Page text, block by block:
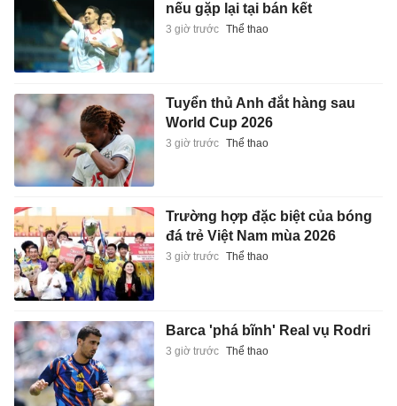
nếu gặp lại tại bán kết
3 giờ trước Thể thao
Tuyển thủ Anh đắt hàng sau
World Cup 2026
3 giờ trước Thể thao
Trường hợp đặc biệt của bóng
đá trẻ Việt Nam mùa 2026
3 giờ trước Thể thao
Barca 'phá bĩnh' Real vụ Rodri
3 giờ trước Thể thao